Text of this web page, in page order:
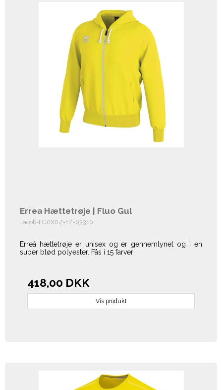
Errea Hættetrøje | Fluo Gul
Jacob-FG0X0Z-1Z-03310
Erreá hættetrøje er unisex og er gennemlynet og i en
super blød polyester. Fås i 15 farver
418,00 DKK
Vis produkt